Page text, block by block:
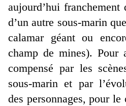
aujourd’hui franchement
d’un autre sous-marin
calamar géant ou
champ de mines). Pour
compensé par les
sous-marin et par
des personnages, pour